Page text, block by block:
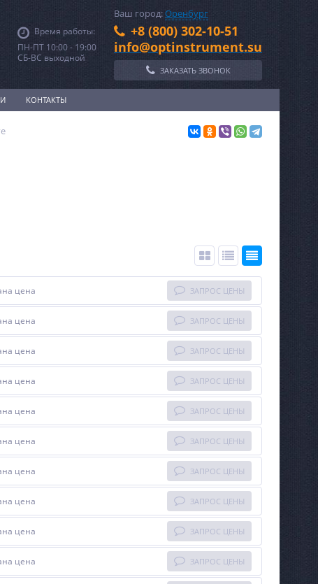
Время работы:
ПН-ПТ 10:00 - 19:00
СБ-ВС выходной
Ваш город:Оренбург
+8 (800) 302-10-51
info@optinstrument.su
ЗАКАЗАТЬ ЗВОНОК
КОНТАКТЫ
цена ЗАПРОС ЦЕНЫ
цена ЗАПРОС ЦЕНЫ
цена ЗАПРОС ЦЕНЫ
цена ЗАПРОС ЦЕНЫ
цена ЗАПРОС ЦЕНЫ
цена ЗАПРОС ЦЕНЫ
цена ЗАПРОС ЦЕНЫ
цена ЗАПРОС ЦЕНЫ
цена ЗАПРОС ЦЕНЫ
цена ЗАПРОС ЦЕНЫ